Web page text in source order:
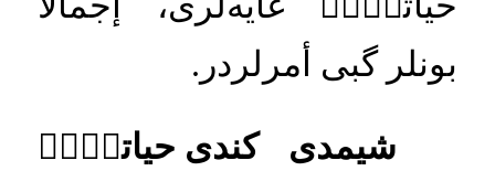
بونلر گبى أمرلردر .
شيمدى كندى حياتكۡكۡ